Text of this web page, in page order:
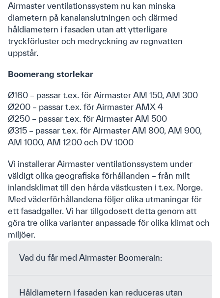
Airmaster ventilationssystem nu kan minska
diametern på kanalanslutningen och därmed
håldiametern i fasaden utan att ytterligare
tryckförluster och medryckning av regnvatten
uppstår.
Boomerang storlekar
Ø160 – passar t.ex. för Airmaster AM 150, AM 300
Ø200 – passar t.ex. för Airmaster AMX 4
Ø250 – passar t.ex. för Airmaster AM 500
Ø315 – passar t.ex. för Airmaster AM 800, AM 900,
AM 1000, AM 1200 och DV 1000
Vi installerar Airmaster ventilationssystem under
väldigt olika geografiska förhållanden – från milt
inlandsklimat till den hårda västkusten i t.ex. Norge.
Med väderförhållandena följer olika utmaningar för
ett fasadgaller. Vi har tillgodosett detta genom att
göra tre olika varianter anpassade för olika klimat och
miljöer.
Vad du får med Airmaster Boomerain:
Håldiametern i fasaden kan reduceras utan
Downloads
Produkter
Produktkatalog
Airlinq Online
Vägledning
Youtube
FAQ
Anmäl dig till vårt nyhetsbrev
marknadsföring och integritet. *